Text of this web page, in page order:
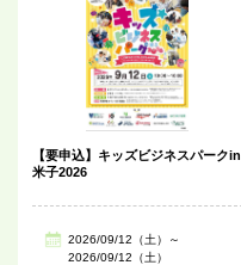
【要申込】キッズビジネスパークin
米子2026
2026/09/12（土）～
2026/09/12（土）